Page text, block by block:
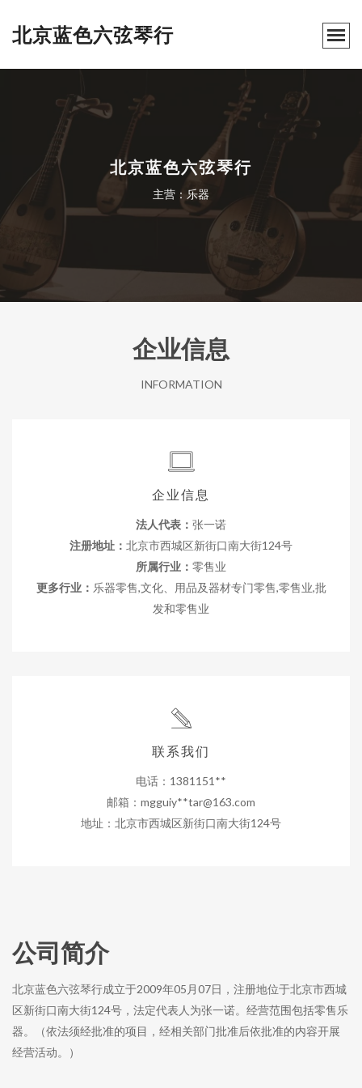
北京蓝色六弦琴行
北京蓝色六弦琴行
主营：乐器
企业信息
INFORMATION
企业信息
法人代表： 张一诺
注册地址： 北京市西城区新街口南大街124号
所属行业： 零售业
更多行业： 乐器零售,文化、用品及器材专门零售,零售业,批
发和零售业
联系我们
电话：1381151**
邮箱：mgguiy**tar@163.com
地址：北京市西城区新街口南大街124号
公司简介
北京蓝色六弦琴行成立于2009年05月07日，注册地位于北京市西城
区新街口南大街124号，法定代表人为张一诺。经营范围包括零售乐
器。（依法须经批准的项目，经相关部门批准后依批准的内容开展
经营活动。）